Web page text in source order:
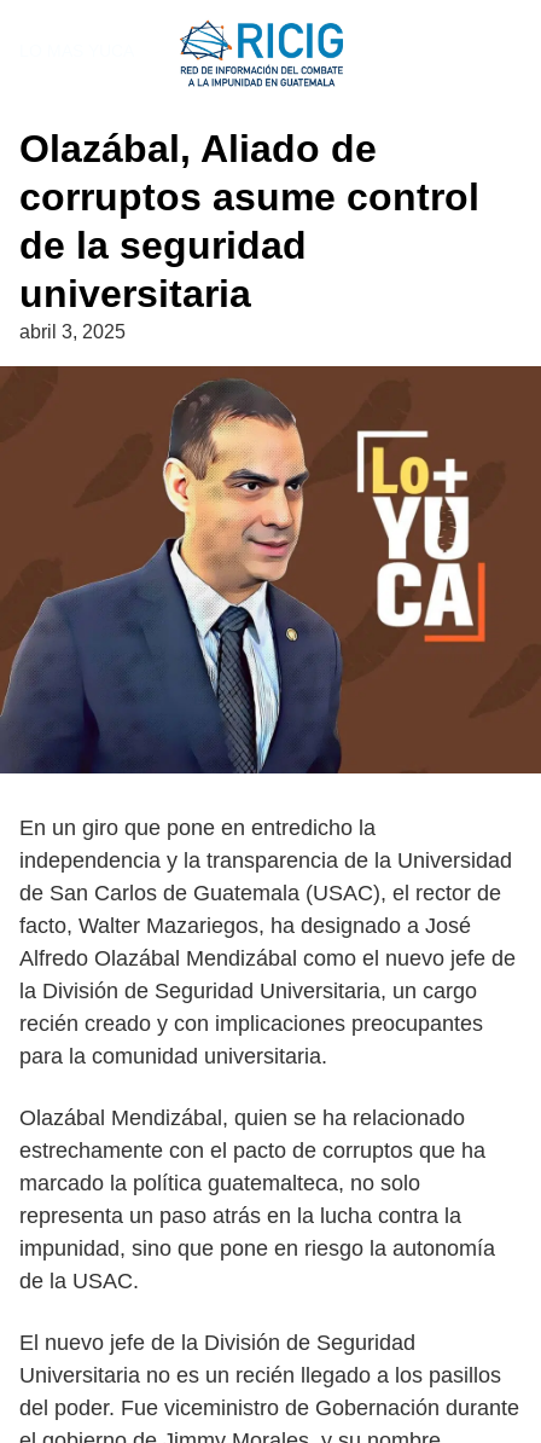
Olazábal, Aliado de
corruptos asume control
de la seguridad
universitaria
abril 3, 2025
En un giro que pone en entredicho la
independencia y la transparencia de la Universidad
de San Carlos de Guatemala (USAC), el rector de
facto, Walter Mazariegos, ha designado a José
Alfredo Olazábal Mendizábal como el nuevo jefe de
la División de Seguridad Universitaria, un cargo
recién creado y con implicaciones preocupantes
para la comunidad universitaria.
Olazábal Mendizábal, quien se ha relacionado
estrechamente con el pacto de corruptos que ha
marcado la política guatemalteca, no solo
representa un paso atrás en la lucha contra la
impunidad, sino que pone en riesgo la autonomía
de la USAC.
El nuevo jefe de la División de Seguridad
Universitaria no es un recién llegado a los pasillos
del poder. Fue viceministro de Gobernación durante